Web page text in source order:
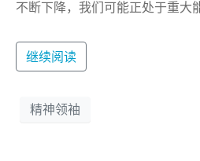
不断下降，我们可能正处于重大
继续阅读
精神领袖